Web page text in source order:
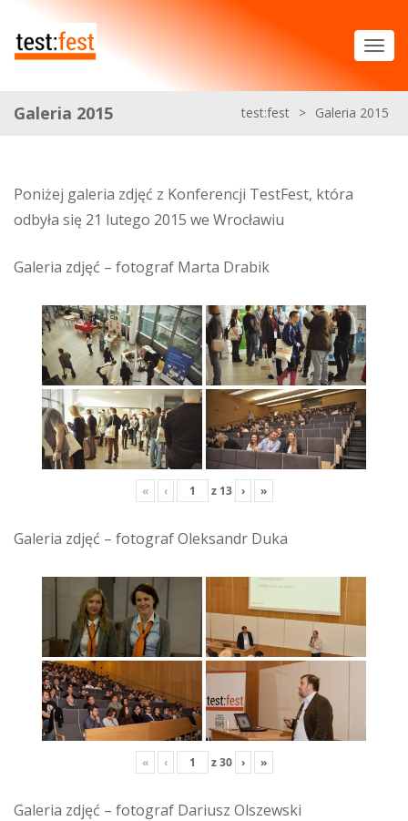
Galeria 2015 test:fest > Galeria 2015
Poniżej galeria zdjęć z Konferencji TestFest, która
odbyła się 21 lutego 2015 we Wrocławiu
Galeria zdjęć – fotograf Marta Drabik
« ‹ z 13 › »
Galeria zdjęć – fotograf Oleksandr Duka
« ‹ z30 › »
Galeria zdjęć – fotograf Dariusz Olszewski